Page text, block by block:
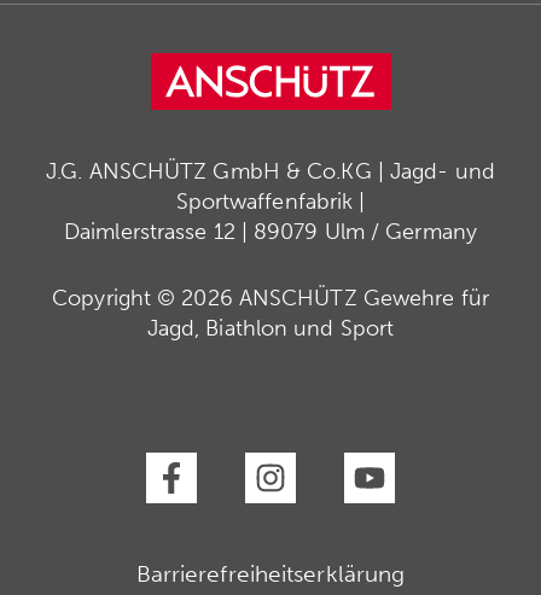
J.G. ANSCHÜTZ GmbH & Co.KG | Jagd- und
Sportwaffenfabrik |
Daimlerstrasse 12 | 89079 Ulm / Germany
Copyright © 2026 ANSCHÜTZ Gewehre für
Jagd, Biathlon und Sport
Barrierefreiheitserklärung